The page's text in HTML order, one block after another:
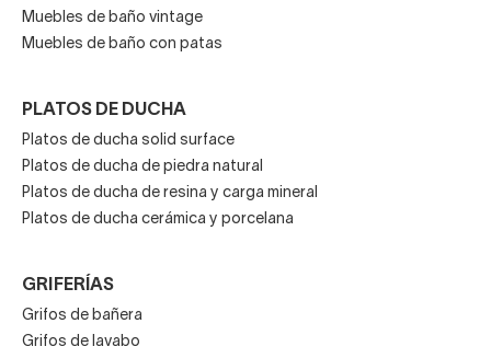
Muebles de baño vintage
Muebles de baño con patas
PLATOS DE DUCHA
Platos de ducha solid surface
Platos de ducha de piedra natural
Platos de ducha de resina y carga mineral
Platos de ducha cerámica y porcelana
GRIFERÍAS
Grifos de bañera
Grifos de lavabo